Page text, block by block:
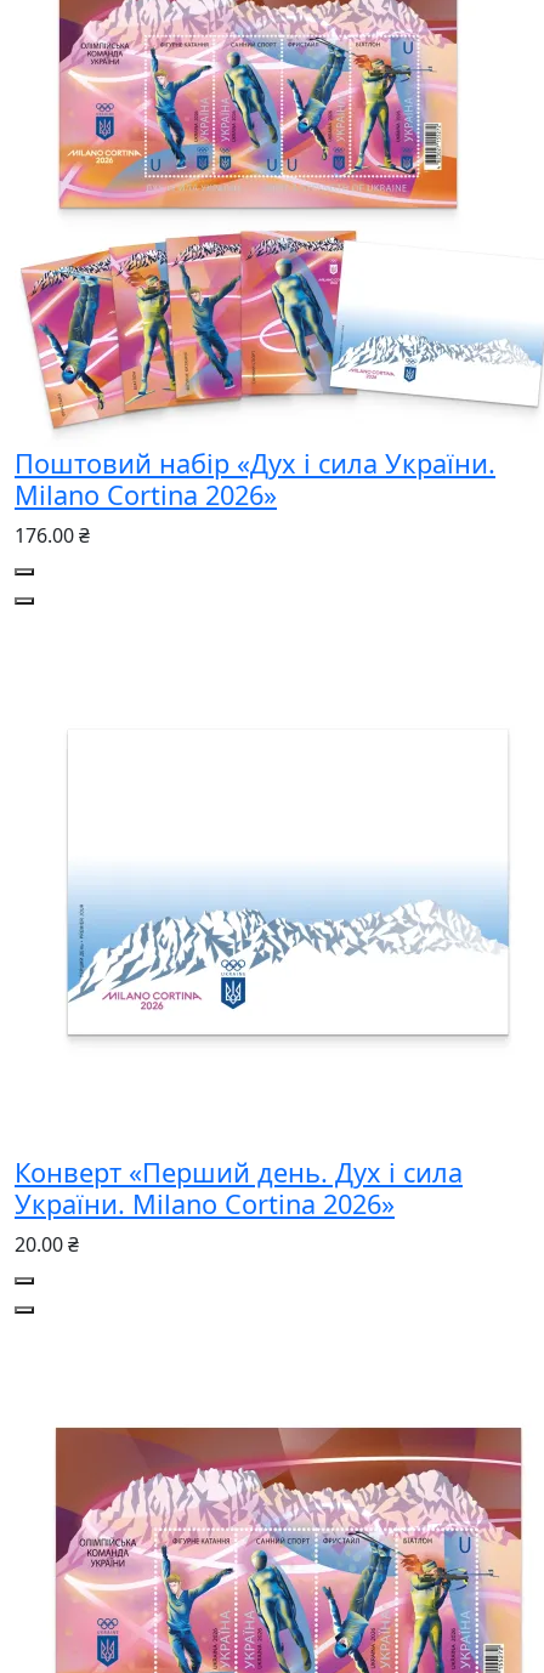
Поштовий набір «Дух і сила України.
Milano Cortina 2026»
176.00 ₴
Конверт «Перший день. Дух і сила
України. Milano Cortina 2026»
20.00 ₴